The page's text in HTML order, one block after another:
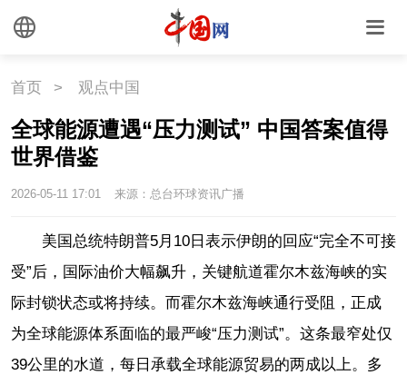
首页 > 观点中国
全球能源遭遇“压力测试” 中国答案值得
世界借鉴
2026-05-11 17:01 来源：总台环球资讯广播
美国总统特朗普5月10日表示伊朗的回应“完全不可接
受”后，国际油价大幅飙升，关键航道霍尔木兹海峡的实
际封锁状态或将持续。而霍尔木兹海峡通行受阻，正成
为全球能源体系面临的最严峻“压力测试”。这条最窄处仅
39公里的水道，每日承载全球能源贸易的两成以上。多